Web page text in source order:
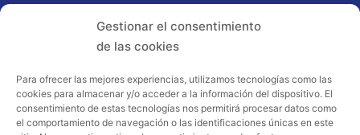
Gestionar el consentimiento
de las cookies
Para ofrecer las mejores experiencias, utilizamos tecnologías como las
cookies para almacenar y/o acceder a la información del dispositivo. El
consentimiento de estas tecnologías nos permitirá procesar datos como
el comportamiento de navegación o las identificaciones únicas en este
Proyecto acogido al programa de
incentivos ligados al autoconsumo y
almacenamiento, con fuentes de energía